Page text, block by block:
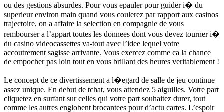
ou des gestions absurdes. Pour vous epauler pour guider i� du
superieur environ main quand vous coulerez par rapport aux casinos
trajectoire, on a affaire la selection en compagnie de vous
rembourser a l’appart toutes les donnees dont vous devez tourner i�
du casino videocassettes va-tout avec l’idee lequel votre
accoutrement sagisse arrivante. Vous exercez comme ca la chance
de empocher pas loin tout en vous brillant des heures veritablement !
Le concept de ce divertissement a l�egard de salle de jeu continue
assez unique. En debut de tchat, vous attendez 5 aiguilles. Votre part
cliquetez en surfant sur celles qui votre part souhaitez durer, tout
comme les autres englobent brocantees pour d’actu cartes. L’espoir